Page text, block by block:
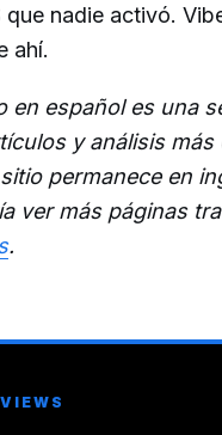
que nadie activó.
ahí.
en español es una
y análisis más
permanece en
ver más páginas
.